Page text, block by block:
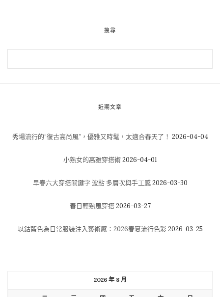
搜尋
近期文章
秀場流行的“復古高尚風”，優雅又時髦，太適合春天了！ 2026-04-04
小熟女的高雅穿搭術 2026-04-01
早春六大穿搭關鍵字 波點 多層次與手工感 2026-03-30
春日輕熟風穿搭 2026-03-27
以鈷藍色為日常服裝注入藝術感：2026春夏流行色彩 2026-03-25
2026 年 8 月